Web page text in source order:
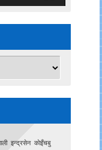
इन्द्रसेन काेइँचबु